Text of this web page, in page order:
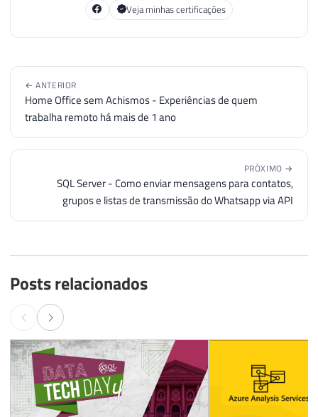
Veja minhas certificações
← ANTERIOR
Home Office sem Achismos - Experiências de quem
trabalha remoto há mais de 1 ano
PRÓXIMO →
SQL Server - Como enviar mensagens para contatos,
grupos e listas de transmissão do Whatsapp via API
Posts relacionados